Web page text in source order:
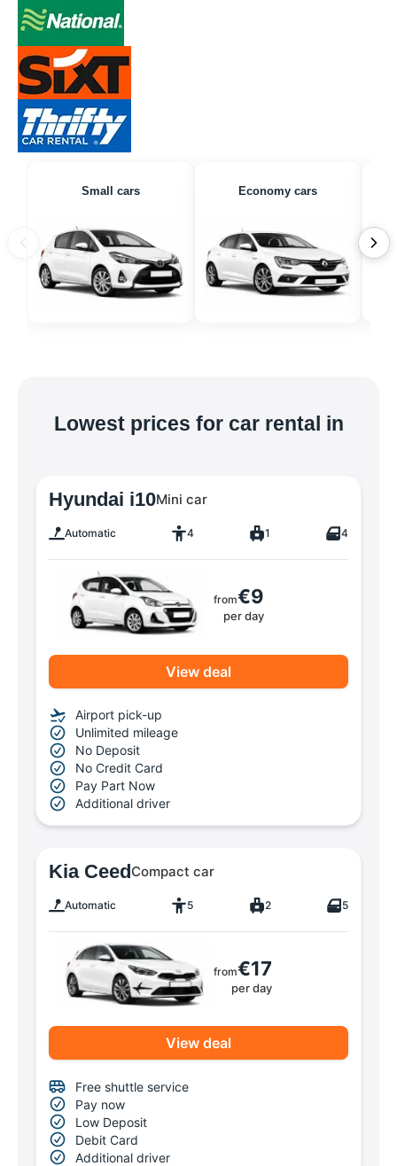
Small cars Economy cars
Lowest prices for car rental in
Hyundai i10Mini car
Automatic 4 1 4
from€9
per day
View deal
Airport pick-up
Unlimited mileage
No Deposit
No Credit Card
Pay Part Now
Additional driver
Kia CeedCompact car
Automatic 5 2 5
from€17
per day
View deal
Free shuttle service
Pay now
Low Deposit
Debit Card
Additional driver